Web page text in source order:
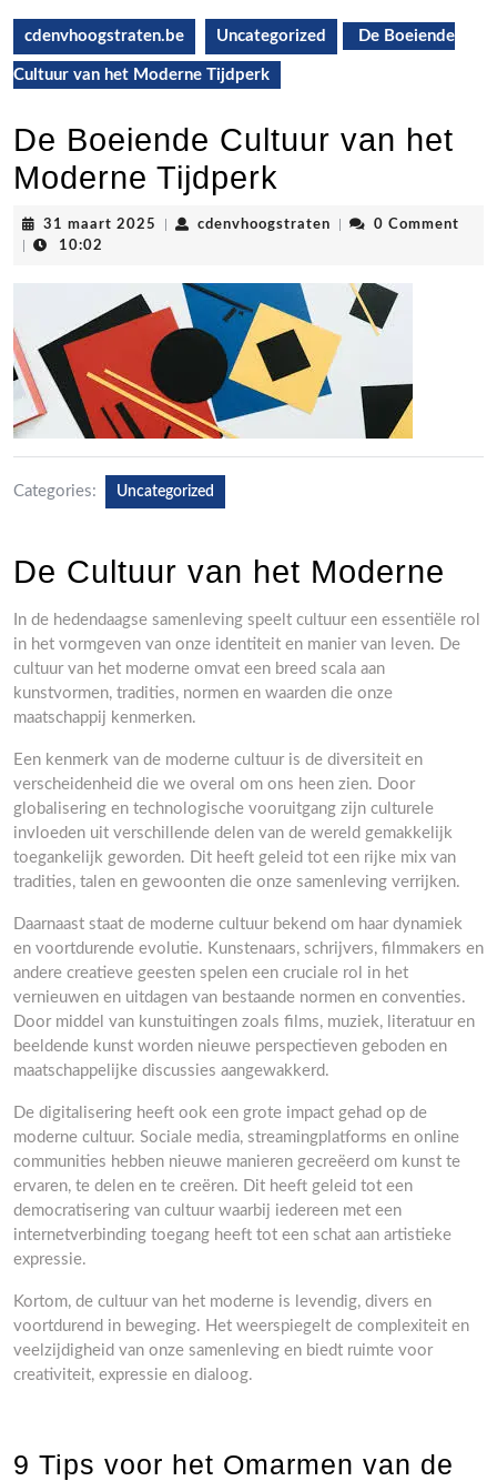
cdenvhoogstraten.be Uncategorized De Boeiende
Cultuur van het Moderne Tijdperk
De Boeiende Cultuur van het
Moderne Tijdperk
31 maart 2025 31
cdenvhoogstraten cdenvhoogstraten
0 Comment
10:02
Categories: Uncategorized
De Cultuur van het Moderne
In de hedendaagse samenleving speelt cultuur een essentiële rol
in het vormgeven van onze identiteit en manier van leven. De
cultuur van het moderne omvat een breed scala aan
kunstvormen, tradities, normen en waarden die onze
maatschappij kenmerken.
Een kenmerk van de moderne cultuur is de diversiteit en
verscheidenheid die we overal om ons heen zien. Door
globalisering en technologische vooruitgang zijn culturele
invloeden uit verschillende delen van de wereld gemakkelijk
toegankelijk geworden. Dit heeft geleid tot een rijke mix van
tradities, talen en gewoonten die onze samenleving verrijken.
Daarnaast staat de moderne cultuur bekend om haar dynamiek
en voortdurende evolutie. Kunstenaars, schrijvers, filmmakers en
andere creatieve geesten spelen een cruciale rol in het
vernieuwen en uitdagen van bestaande normen en conventies.
Door middel van kunstuitingen zoals films, muziek, literatuur en
beeldende kunst worden nieuwe perspectieven geboden en
maatschappelijke discussies aangewakkerd.
De digitalisering heeft ook een grote impact gehad op de
moderne cultuur. Sociale media, streamingplatforms en online
communities hebben nieuwe manieren gecreëerd om kunst te
ervaren, te delen en te creëren. Dit heeft geleid tot een
democratisering van cultuur waarbij iedereen met een
internetverbinding toegang heeft tot een schat aan artistieke
expressie.
Kortom, de cultuur van het moderne is levendig, divers en
voortdurend in beweging. Het weerspiegelt de complexiteit en
veelzijdigheid van onze samenleving en biedt ruimte voor
creativiteit, expressie en dialoog.
9 Tips voor het Omarmen van de